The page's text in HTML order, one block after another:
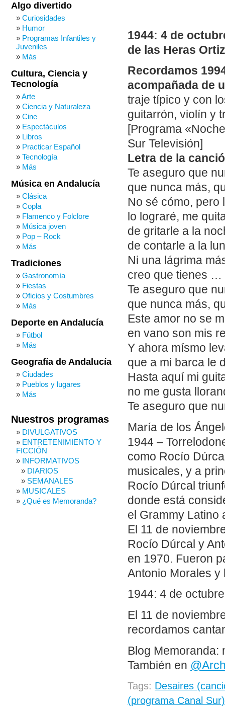
1944: 4 de
de las Heras
Recordamos
acompañada de
traje típico y con
guitarrón, violín y
[Programa
Sur Televisión]
Letra de la
Te aseguro que
que nunca más,
No sé cómo, pero
lo lograré, me
de gritarle a la
de contarle a la
Ni una lágrima
creo que tienes …
Te aseguro que
que nunca más,
Este amor no se
en vano son mis
Y ahora mísmo
que a mi barca le
Hasta aquí mi
no me gusta
Te aseguro que
María de los
1944 –
como Rocío
musicales, y a
Rocío Dúrcal
donde está
el Grammy Latino
El 11 de
Rocío Dúrcal y
en 1970. Fueron
Antonio Morales y
1944: 4 de
El 11 de
recordamos
Blog Memoranda:
También en @
Tags: Desaires
(programa Canal Sur)
Algo divertido
Curiosidades
Humor
Programas Infantiles y
Juveniles
Más
Cultura, Ciencia y
Tecnología
Arte
Ciencia y Naturaleza
Cine
Espectáculos
Libros
Practicar Español
Tecnología
Más
Música en Andalucía
Clásica
Copla
Flamenco y Folclore
Música joven
Pop – Rock
Más
Tradiciones
Gastronomía
Fiestas
Oficios y Costumbres
Más
Deporte en Andalucía
Fútbol
Más
Geografía de Andalucía
Ciudades
Pueblos y lugares
Más
Nuestros programas
DIVULGATIVOS
ENTRETENIMIENTO Y
FICCIÓN
INFORMATIVOS
DIARIOS
SEMANALES
MUSICALES
¿Qué es Memoranda?